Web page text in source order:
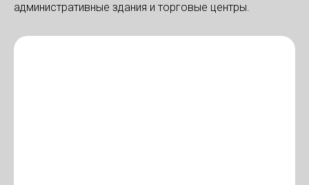
административные здания и торговые центры.